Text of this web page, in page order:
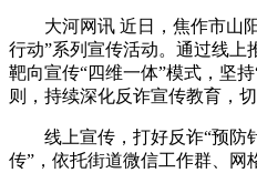
大河网讯 近日，焦作市山
行动”系列宣传活动。通过线上
靶向宣传“四维一体”模式，坚
则，持续深化反诈宣传教育，
线上宣传，打好反诈“预防
传”，依托街道微信工作群、网